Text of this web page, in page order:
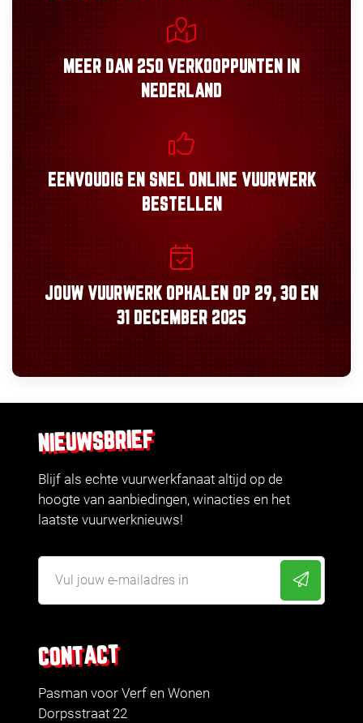
MEER DAN 250 VERKOOPPUNTEN
IN
NEDERLAND
EENVOUDIGEN SNEL ONLINE VUURWERK
BESTELLEN
JOUW VUURWERK OPHALEN OP 29, 30 EN
31 DECEMBER 2025
CONTACT
Pasman voor Verf en Wonen
Dorpsstraat 22
NIEUWSBRIEF
Blijf als echte vuurwerkfanaat altijd op de
hoogte van aanbiedingen, winacties en het
laatste vuurwerknieuws!